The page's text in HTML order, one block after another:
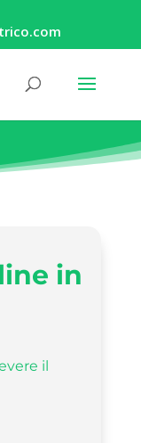
in
il